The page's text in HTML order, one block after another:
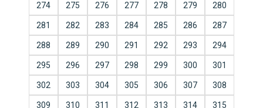
274 275 276 277 278 279 280
281 282 283 284 285 286 287
288 289 290 291 292 293 294
295 296 297 298 299 300 301
302 303 304 305 306 307 308
309 310 311 312 313 314 315